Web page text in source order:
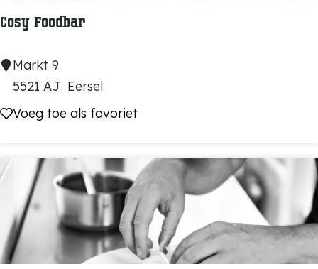
Cosy Foodbar
C
s
o
b
a
Markt 9
5521 AJ Eersel
Voeg toe als favoriet
Voeg toe als favoriet